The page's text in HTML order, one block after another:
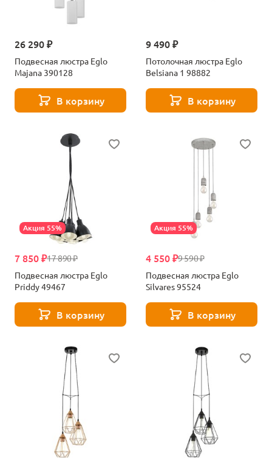
26 290 ₽
Подвесная люстра Eglo
Majana 390128
В корзину
9 490 ₽
Потолочная люстра Eglo
Belsiana 1 98882
В корзину
Акция 55%
17 890 ₽
7 850 ₽
Подвесная люстра Eglo
Priddy 49467
В корзину
Акция 55%
9 590 ₽
4 550 ₽
Подвесная люстра Eglo
Silvares 95524
В корзину